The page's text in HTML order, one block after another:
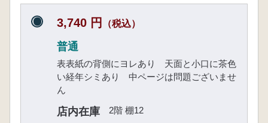
3,740 円 （税込）
普通
表表紙の背側にヨレあり 天面と小口に茶色
い経年シミあり 中ページは問題ございませ
ん
店内在庫 2階 棚12